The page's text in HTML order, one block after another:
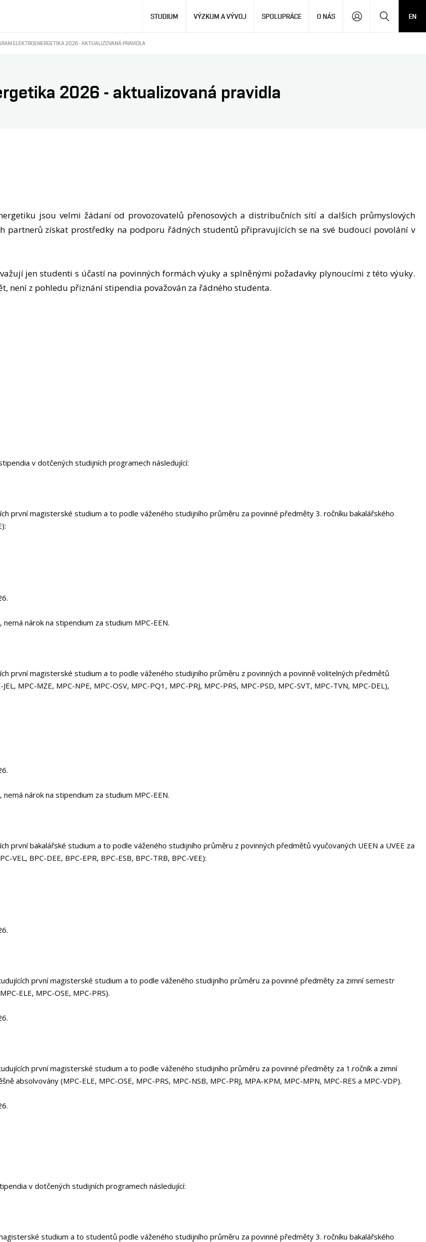
STUDIUM VÝZKUM A VÝVOJ SPOLUPRÁCE O NÁS EN
ELEKTROENERGETIKA 2026 - AKTUALIZOVANÁ PRAVIDLA
2026 - aktualizovaná pravidla
jsou velmi žádaní od provozovatelů přenosových a distribučních sítí a dalších průmyslových
získat prostředky na podporu řádných studentů připravujících se na své budoucí povolání v
jen studenti s účastí na povinných formách výuky a splněnými požadavky plynoucími z této výuky.
není z pohledu přiznání stipendia považován za řádného studenta.
v dotčených studijních programech následující:
první magisterské studium a to podle váženého studijního průměru za povinné předměty 3. ročníku bakalářského
nárok na stipendium za studium MPC-EEN.
první magisterské studium a to podle váženého studijního průměru z povinných a povinně volitelných předmětů
MPC-MZE, MPC-NPE, MPC-OSV, MPC-PQ1, MPC-PRJ, MPC-PRS, MPC-PSD, MPC-SVT, MPC-TVN, MPC-DEL),
nárok na stipendium za studium MPC-EEN.
první bakalářské studium a to podle váženého studijního průměru z povinných předmětů vyučovaných UEEN a UVEE za
BPC-DEE, BPC-EPR, BPC-ESB, BPC-TRB, BPC-VEE):
první magisterské studium a to podle váženého studijního průměru za povinné předměty za zimní semestr
ELE, MPC-OSE, MPC-PRS).
první magisterské studium a to podle váženého studijního průměru za povinné předměty za 1.ročník a zimní
absolvovány (MPC-ELE, MPC-OSE, MPC-PRS, MPC-NSB, MPC-PRJ, MPA-KPM, MPC-MPN, MPC-RES a MPC-VDP).
v dotčených studijních programech následující:
studium a to studentů podle váženého studijního průměru za povinné předměty 3. ročníku bakalářského